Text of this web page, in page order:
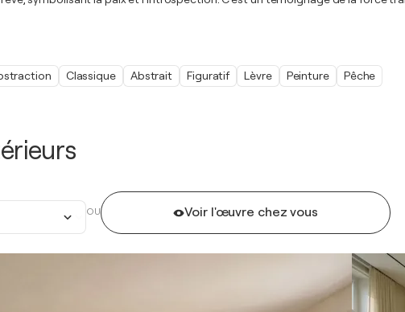
OU Voir l'œuvre chez vous
Classique Abstrait Figuratif Lèvre Peinture Pêche